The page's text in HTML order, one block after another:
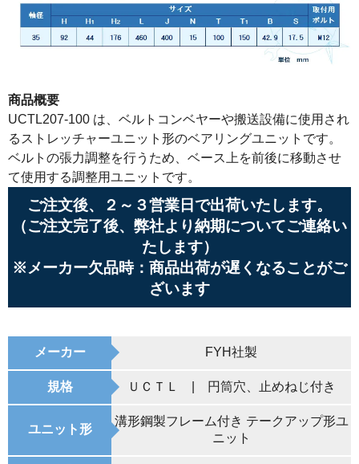
商品概要
UCTL207-100 は、ベルトコンベヤーや搬送設備に使用され
るストレッチャーユニット形のベアリングユニットです。
ベルトの張力調整を行うため、ベース上を前後に移動させ
て使用する調整用ユニットです。
ご注文後、２～３営業日で出荷いたします。
（ご注文完了後、弊社より納期についてご連絡い
たします）
※メーカー欠品時：商品出荷が遅くなることがご
ざいます
メーカー FYH社製
規格 ＵＣＴＬ | 円筒穴、止めねじ付き
ユニット形
溝形鋼製フレーム付き テークアップ形ユ
ニット